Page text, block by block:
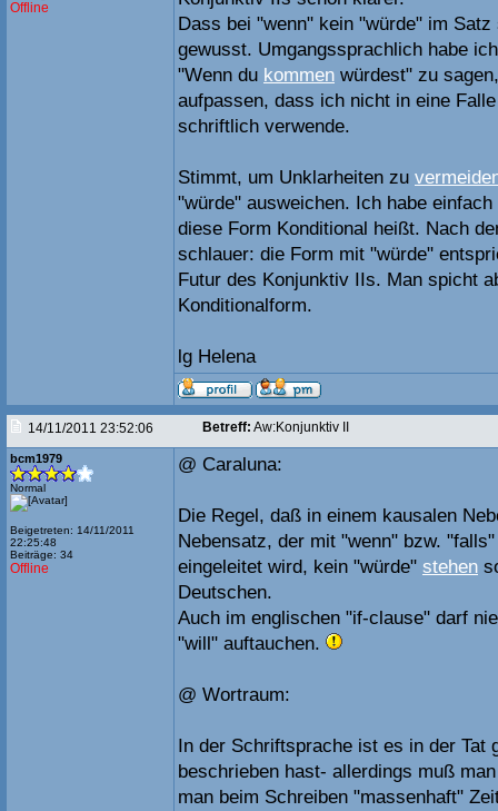
Offline
Dass bei "wenn" kein "würde" im
gewusst. Umgangssprachlich habe
"Wenn du kommen würdest" zu
aufpassen, dass ich nicht in eine
schriftlich verwende.
Stimmt, um Unklarheiten zu
"würde" ausweichen. Ich habe
diese Form Konditional heißt. Nach
schlauer: die Form mit "würde"
Futur des Konjunktiv IIs. Man spicht
Konditionalform.
lg Helena
14/11/2011 23:52:06 Betreff: Aw:Konjunktiv II
bcm1979
Normal
Beigetreten: 14/11/2011
22:25:48
Beiträge: 34
Offline
@ Caraluna:
Die Regel, daß in einem kausalen
Nebensatz, der mit "wenn" bzw.
eingeleitet wird, kein "würde" stehen
Deutschen.
Auch im englischen "if-clause" darf
"will" auftauchen.
@ Wortraum:
In der Schriftsprache ist es in der Tat
beschrieben hast- allerdings muß
man beim Schreiben "massenhaft"